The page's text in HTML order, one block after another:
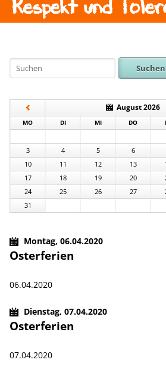
Suchen
August 2026
MONTAG DIENSTAG MITTWOCH DO
3
4 5 6
10
11 12 13
17
18 19 20
24
25 26 27
31
Montag,06.04.2020
Osterferien
06.04.2020
Dienstag,07.04.2020
Osterferien
07.04.2020